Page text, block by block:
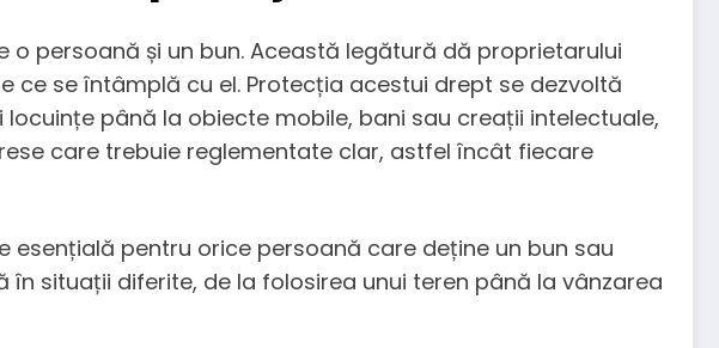
persoană și un bun. Această legătură dă proprietarului
se întâmplă cu el. Protecția acestui drept se dezvoltă
până la obiecte mobile, bani sau creații intelectuale,
care trebuie reglementate clar, astfel încât fiecare
pentru orice persoană care deține un bun sau
situații diferite, de la folosirea unui teren până la vânzarea